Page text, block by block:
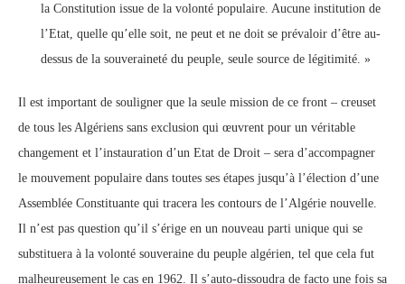
la Constitution issue de la volonté populaire. Aucune institution de
l’Etat, quelle qu’elle soit, ne peut et ne doit se prévaloir d’être au-
dessus de la souveraineté du peuple, seule source de légitimité. »
Il est important de souligner que la seule mission de ce front – creuset
de tous les Algériens sans exclusion qui œuvrent pour un véritable
changement et l’instauration d’un Etat de Droit – sera d’accompagner
le mouvement populaire dans toutes ses étapes jusqu’à l’élection d’une
Assemblée Constituante qui tracera les contours de l’Algérie nouvelle.
Il n’est pas question qu’il s’érige en un nouveau parti unique qui se
substituera à la volonté souveraine du peuple algérien, tel que cela fut
malheureusement le cas en 1962. Il s’auto-dissoudra de facto une fois sa